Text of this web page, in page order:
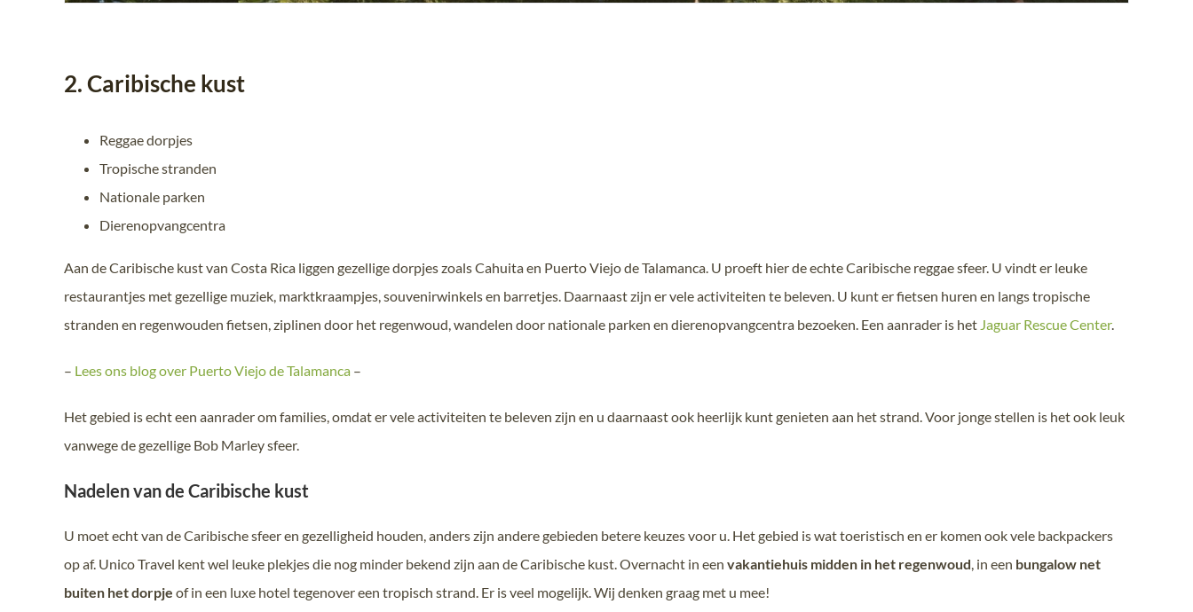
2. Caribische kust
Reggae dorpjes
Tropische stranden
Nationale parken
Dierenopvangcentra
Aan de Caribische kust van Costa Rica liggen gezellige dorpjes zoals Cahuita en Puerto Viejo de Talamanca. U proeft hier de echte Caribische reggae sfeer. U vindt er leuke
restaurantjes met gezellige muziek, marktkraampjes, souvenirwinkels en barretjes. Daarnaast zijn er vele activiteiten te beleven. U kunt er fietsen huren en langs tropische
stranden en regenwouden fietsen, ziplinen door het regenwoud, wandelen door nationale parken en dierenopvangcentra bezoeken. Een aanrader is het Jaguar Rescue Center.
– Lees ons blog over Puerto Viejo de Talamanca –
Het gebied is echt een aanrader om families, omdat er vele activiteiten te beleven zijn en u daarnaast ook heerlijk kunt genieten aan het strand. Voor jonge stellen is het ook leuk
vanwege de gezellige Bob Marley sfeer.
Nadelen van de Caribische kust
U moet echt van de Caribische sfeer en gezelligheid houden, anders zijn andere gebieden betere keuzes voor u. Het gebied is wat toeristisch en er komen ook vele backpackers
op af. Unico Travel kent wel leuke plekjes die nog minder bekend zijn aan de Caribische kust. Overnacht in een vakantiehuis midden in het regenwoud, in een bungalow net
buiten het dorpje of in een luxe hotel tegenover een tropisch strand. Er is veel mogelijk. Wij denken graag met u mee!